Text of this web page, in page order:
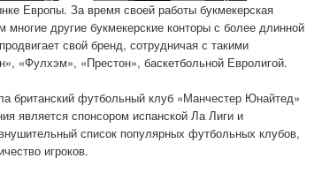
Европы. За время своей работы букмекерская
многие другие букмекерские конторы с более длинной
свой бренд, сотрудничая с такими
«Фулхэм», «Престон», баскетбольной Евролигой.
британский футбольный клуб «Манчестер Юнайтед»
является спонсором испанской Ла Лиги и
список популярных футбольных клубов,
игроков.